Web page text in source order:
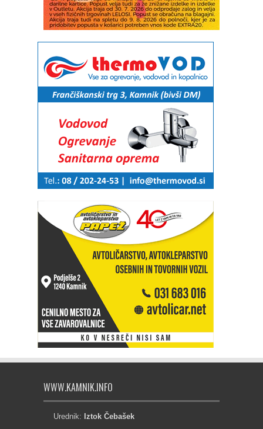
WWW.KAMNIK.INFO
Urednik: Iztok Čebašek